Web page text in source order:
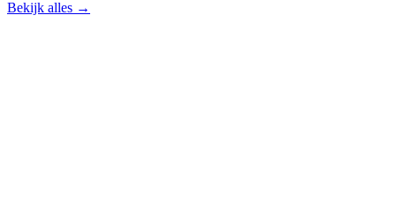
Bekijk alles →